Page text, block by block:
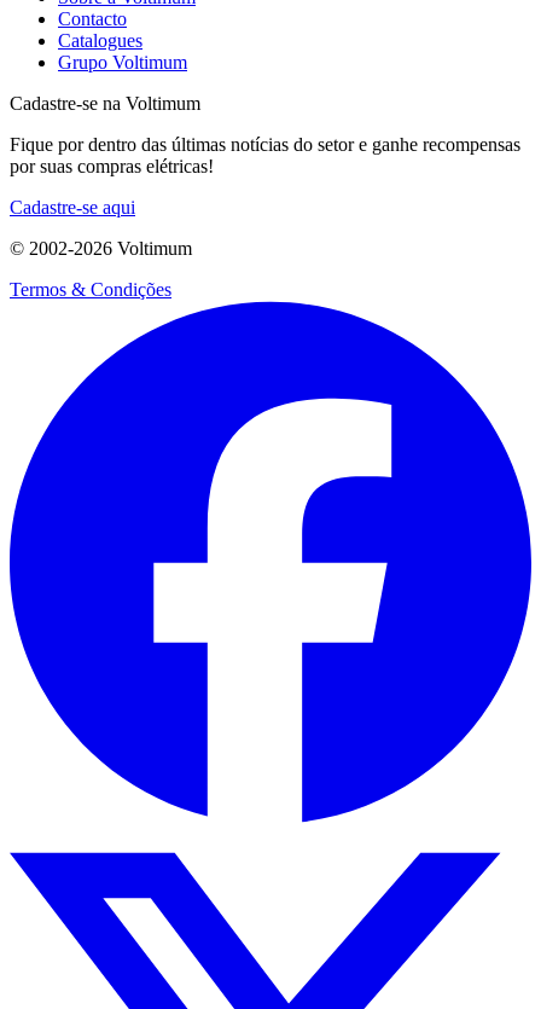
Contacto
Catalogues
Grupo Voltimum
Cadastre-se na Voltimum
Fique por dentro das últimas notícias do setor e ganhe recompensas
por suas compras elétricas!
Cadastre-se aqui
© 2002-2026 Voltimum
Termos & Condições